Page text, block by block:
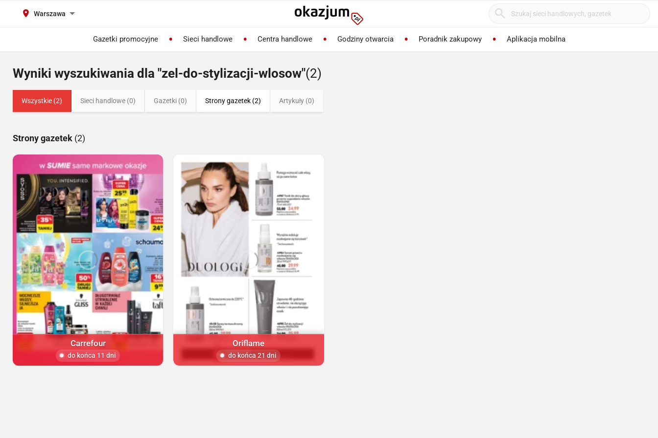
Warszawa
Gazetki promocyjne Sieci handlowe Centra handlowe Godziny otwarcia Poradnik zakupowy Aplikacja mobilna
Wyniki wyszukiwania dla "zel-do-stylizacji-wlosow"(2)
Wszystkie (2) Sieci handlowe (0) Gazetki (0) Strony gazetek (2) Artykuły (0)
Strony gazetek (2)
Carrefour
do końca 11 dni
Oriflame
do końca 21 dni